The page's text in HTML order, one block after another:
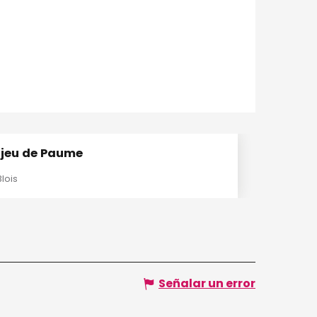
de Paume
Señalar un error